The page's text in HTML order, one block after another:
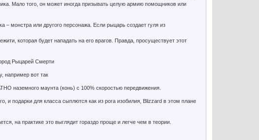
Мало того, он может иногда призывать целую армию помощников или
монстра или другого персонажа. Если рыцарь создает гуля из
которая будет нападать на его врагов. Правда, просуществует этот
Рыцарей Смерти
например вот так
наземного маунта (конь) с 100% скоростью передвижения.
и подарки для класса сыплются как из рога изобилия, Blizzard в этом плане
на практике это выглядит гораздо проще и легче чем в теории.